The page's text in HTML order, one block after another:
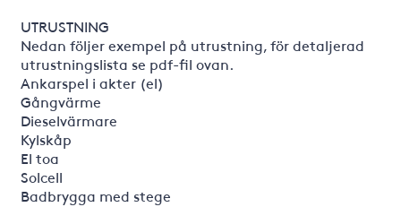
UTRUSTNING
Nedan följer exempel på utrustning, för detaljerad
utrustningslista se pdf-fil ovan.
Ankarspel i akter (el)
Gångvärme
Dieselvärmare
Kylskåp
El toa
Solcell
Badbrygga med stege